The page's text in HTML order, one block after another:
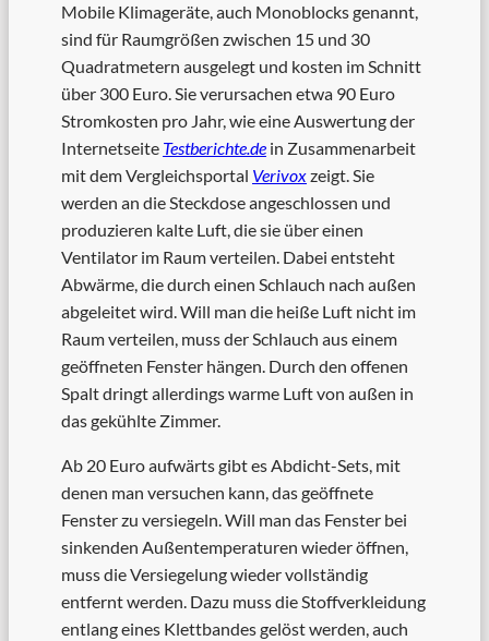
Mobile Klimageräte, auch Monoblocks genannt,
sind für Raumgrößen zwischen 15 und 30
Quadratmetern ausgelegt und kosten im Schnitt
über 300 Euro. Sie verursachen etwa 90 Euro
Stromkosten pro Jahr, wie eine Auswertung der
Internetseite Testberichte.de in Zusammenarbeit
mit dem Vergleichsportal Verivoxzeigt. Sie
werden an die Steckdose angeschlossen und
produzieren kalte Luft, die sie über einen
Ventilator im Raum verteilen. Dabei entsteht
Abwärme, die durch einen Schlauch nach außen
abgeleitet wird. Will man die heiße Luft nicht im
Raum verteilen, muss der Schlauch aus einem
geöffneten Fenster hängen. Durch den offenen
Spalt dringt allerdings warme Luft von außen in
das gekühlte Zimmer.
Ab 20 Euro aufwärts gibt es Abdicht-Sets, mit
denen man versuchen kann, das geöffnete
Fenster zu versiegeln. Will man das Fenster bei
sinkenden Außentemperaturen wieder öffnen,
muss die Versiegelung wieder vollständig
entfernt werden. Dazu muss die Stoffverkleidung
entlang eines Klettbandes gelöst werden, auch